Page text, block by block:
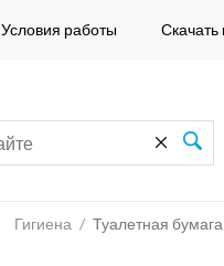
Условия работы Скачать
Гигиена / Туалетная бумага